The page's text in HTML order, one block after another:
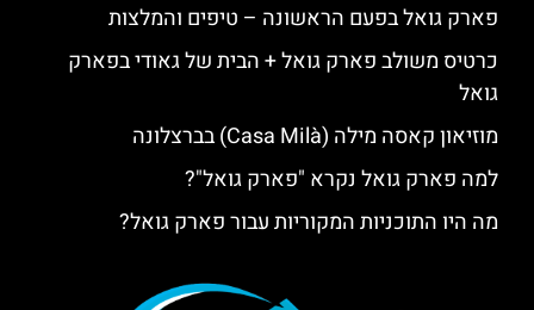
פארק גואל בפעם הראשונה – טיפים והמלצות
כרטיס משולב פארק גואל + הבית של גאודי בפארק
גואל
מוזיאון קאסה מילה (Casa Milà) בברצלונה
למה פארק גואל נקרא "פארק גואל"?
מה היו התוכניות המקוריות עבור פארק גואל?